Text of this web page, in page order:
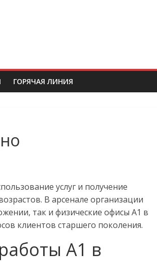
ГОРЯЧАЯ ЛИНИЯ
услуг и получение
В арсенале организации
так и физические офисы А1 в
клиентов старшего поколения.
А1 в